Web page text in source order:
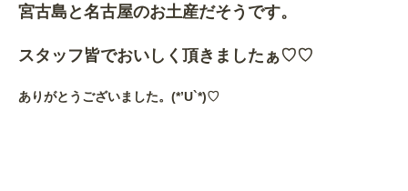
宮古島と名古屋のお土産だそうです。
スタッフ皆でおいしく頂きましたぁ♡♡
ありがとうございました。(*’U`*)♡